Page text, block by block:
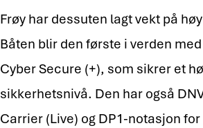
Frøy har dessuten lagt vekt på
Båten blir den første i verden
Cyber Secure (+), som sikrer et
sikkerhetsnivå. Den har også
Carrier (Live) og DP1-notasjon